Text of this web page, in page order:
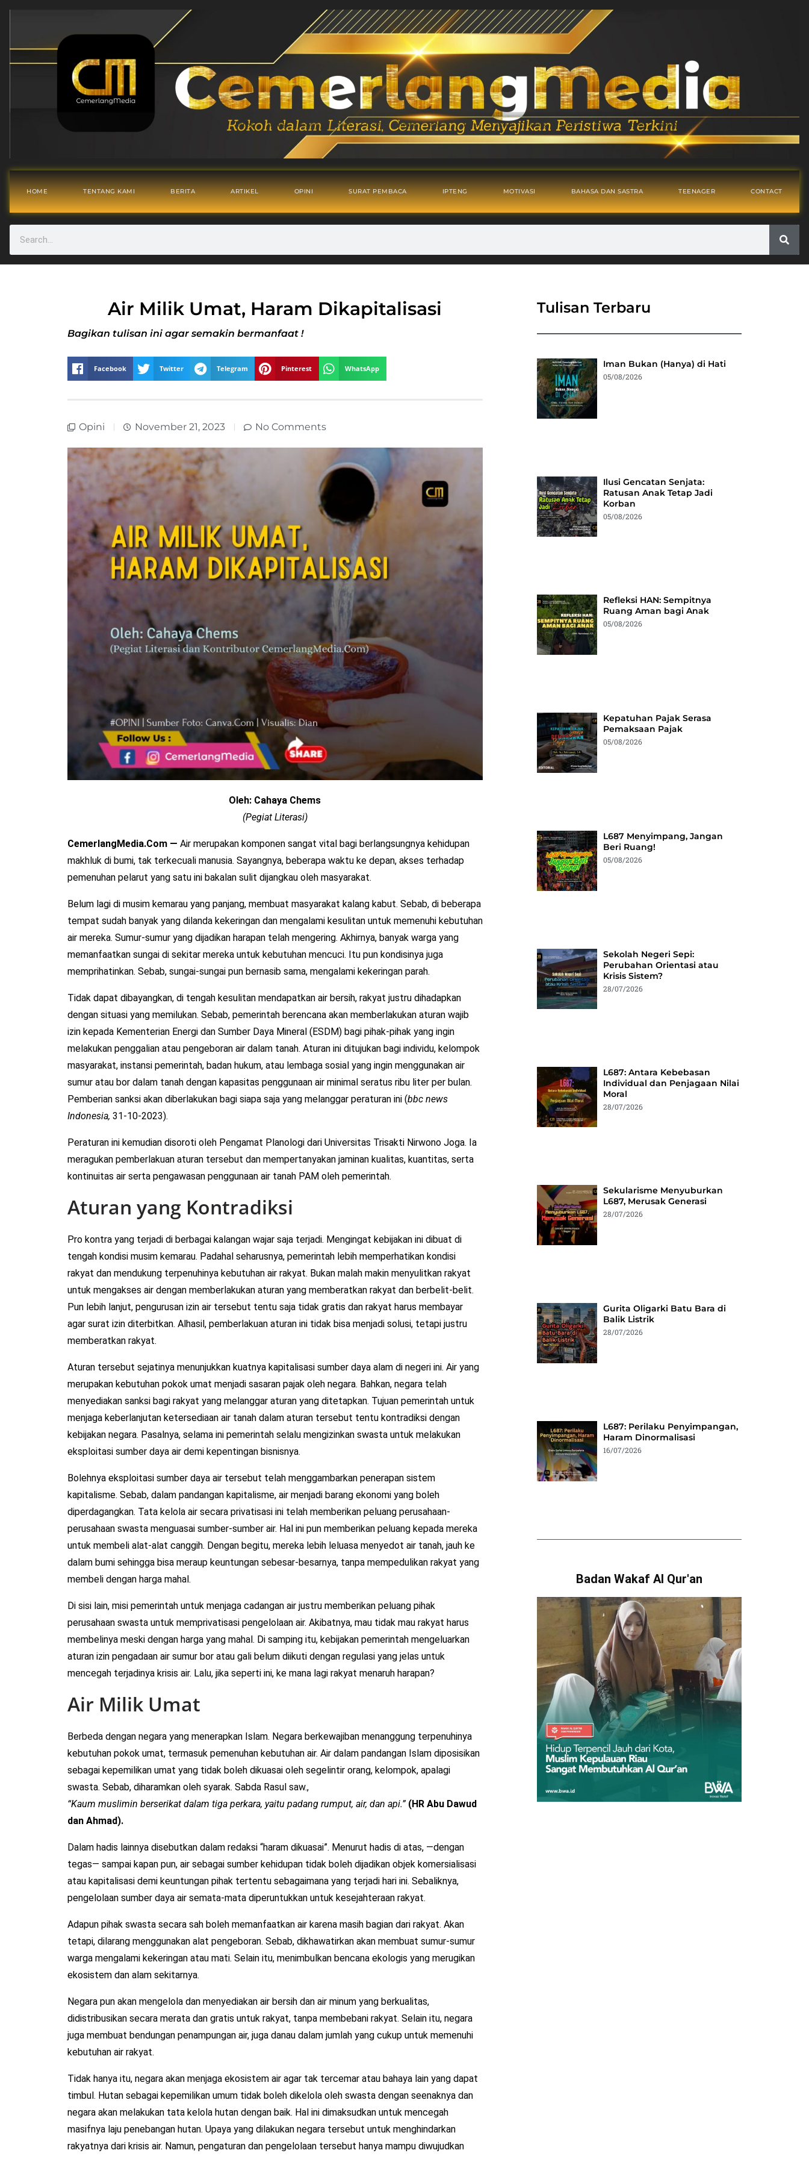
HOME TENTANG KAMI BERITA ARTIKEL OPINI SURAT PEMBACA IPTENG MOTIVASI BAHASA DAN SASTRA TEENAGER CONTACT
Air Milik Umat, Haram Dikapitalisasi
Bagikan tulisan ini agar semakin bermanfaat !
Facebook Twitter Telegram Pinterest WhatsApp
Opini November 21, 2023 No Comments
Oleh: Cahaya Chems
(Pegiat Literasi)
CemerlangMedia.Com — Air merupakan komponen sangat vital bagi berlangsungnya kehidupan
makhluk di bumi, tak terkecuali manusia. Sayangnya, beberapa waktu ke depan, akses terhadap
pemenuhan pelarut yang satu ini bakalan sulit dijangkau oleh masyarakat.
Belum lagi di musim kemarau yang panjang, membuat masyarakat kalang kabut. Sebab, di beberapa
tempat sudah banyak yang dilanda kekeringan dan mengalami kesulitan untuk memenuhi kebutuhan
air mereka. Sumur-sumur yang dijadikan harapan telah mengering. Akhirnya, banyak warga yang
memanfaatkan sungai di sekitar mereka untuk kebutuhan mencuci. Itu pun kondisinya juga
memprihatinkan. Sebab, sungai-sungai pun bernasib sama, mengalami kekeringan parah.
Tidak dapat dibayangkan, di tengah kesulitan mendapatkan air bersih, rakyat justru dihadapkan
dengan situasi yang memilukan. Sebab, pemerintah berencana akan memberlakukan aturan wajib
izin kepada Kementerian Energi dan Sumber Daya Mineral (ESDM) bagi pihak-pihak yang ingin
melakukan penggalian atau pengeboran air dalam tanah. Aturan ini ditujukan bagi individu, kelompok
masyarakat, instansi pemerintah, badan hukum, atau lembaga sosial yang ingin menggunakan air
sumur atau bor dalam tanah dengan kapasitas penggunaan air minimal seratus ribu liter per bulan.
Pemberian sanksi akan diberlakukan bagi siapa saja yang melanggar peraturan ini (bbc news
Indonesia, 31-10-2023).
Peraturan ini kemudian disoroti oleh Pengamat Planologi dari Universitas Trisakti Nirwono Joga. Ia
meragukan pemberlakuan aturan tersebut dan mempertanyakan jaminan kualitas, kuantitas, serta
kontinuitas air serta pengawasan penggunaan air tanah PAM oleh pemerintah.
Aturan yang Kontradiksi
Pro kontra yang terjadi di berbagai kalangan wajar saja terjadi. Mengingat kebijakan ini dibuat di
tengah kondisi musim kemarau. Padahal seharusnya, pemerintah lebih memperhatikan kondisi
rakyat dan mendukung terpenuhinya kebutuhan air rakyat. Bukan malah makin menyulitkan rakyat
untuk mengakses air dengan memberlakukan aturan yang memberatkan rakyat dan berbelit-belit.
Pun lebih lanjut, pengurusan izin air tersebut tentu saja tidak gratis dan rakyat harus membayar
agar surat izin diterbitkan. Alhasil, pemberlakuan aturan ini tidak bisa menjadi solusi, tetapi justru
memberatkan rakyat.
Aturan tersebut sejatinya menunjukkan kuatnya kapitalisasi sumber daya alam di negeri ini. Air yang
merupakan kebutuhan pokok umat menjadi sasaran pajak oleh negara. Bahkan, negara telah
menyediakan sanksi bagi rakyat yang melanggar aturan yang ditetapkan. Tujuan pemerintah untuk
menjaga keberlanjutan ketersediaan air tanah dalam aturan tersebut tentu kontradiksi dengan
kebijakan negara. Pasalnya, selama ini pemerintah selalu mengizinkan swasta untuk melakukan
eksploitasi sumber daya air demi kepentingan bisnisnya.
Bolehnya eksploitasi sumber daya air tersebut telah menggambarkan penerapan sistem
kapitalisme. Sebab, dalam pandangan kapitalisme, air menjadi barang ekonomi yang boleh
diperdagangkan. Tata kelola air secara privatisasi ini telah memberikan peluang perusahaan-
perusahaan swasta menguasai sumber-sumber air. Hal ini pun memberikan peluang kepada mereka
untuk membeli alat-alat canggih. Dengan begitu, mereka lebih leluasa menyedot air tanah, jauh ke
dalam bumi sehingga bisa meraup keuntungan sebesar-besarnya, tanpa mempedulikan rakyat yang
membeli dengan harga mahal.
Di sisi lain, misi pemerintah untuk menjaga cadangan air justru memberikan peluang pihak
perusahaan swasta untuk memprivatisasi pengelolaan air. Akibatnya, mau tidak mau rakyat harus
membelinya meski dengan harga yang mahal. Di samping itu, kebijakan pemerintah mengeluarkan
aturan izin pengadaan air sumur bor atau gali belum diikuti dengan regulasi yang jelas untuk
mencegah terjadinya krisis air. Lalu, jika seperti ini, ke mana lagi rakyat menaruh harapan?
Air Milik Umat
Berbeda dengan negara yang menerapkan Islam. Negara berkewajiban menanggung terpenuhinya
kebutuhan pokok umat, termasuk pemenuhan kebutuhan air. Air dalam pandangan Islam diposisikan
sebagai kepemilikan umat yang tidak boleh dikuasai oleh segelintir orang, kelompok, apalagi
swasta. Sebab, diharamkan oleh syarak. Sabda Rasul saw.,
“Kaum muslimin berserikat dalam tiga perkara, yaitu padang rumput, air, dan api.”(HR Abu Dawud
dan Ahmad).
Dalam hadis lainnya disebutkan dalam redaksi “haram dikuasai”. Menurut hadis di atas, —dengan
tegas— sampai kapan pun, air sebagai sumber kehidupan tidak boleh dijadikan objek komersialisasi
atau kapitalisasi demi keuntungan pihak tertentu sebagaimana yang terjadi hari ini. Sebaliknya,
pengelolaan sumber daya air semata-mata diperuntukkan untuk kesejahteraan rakyat.
Adapun pihak swasta secara sah boleh memanfaatkan air karena masih bagian dari rakyat. Akan
tetapi, dilarang menggunakan alat pengeboran. Sebab, dikhawatirkan akan membuat sumur-sumur
warga mengalami kekeringan atau mati. Selain itu, menimbulkan bencana ekologis yang merugikan
ekosistem dan alam sekitarnya.
Negara pun akan mengelola dan menyediakan air bersih dan air minum yang berkualitas,
didistribusikan secara merata dan gratis untuk rakyat, tanpa membebani rakyat. Selain itu, negara
juga membuat bendungan penampungan air, juga danau dalam jumlah yang cukup untuk memenuhi
kebutuhan air rakyat.
Tidak hanya itu, negara akan menjaga ekosistem air agar tak tercemar atau bahaya lain yang dapat
timbul. Hutan sebagai kepemilikan umum tidak boleh dikelola oleh swasta dengan seenaknya dan
negara akan melakukan tata kelola hutan dengan baik. Hal ini dimaksudkan untuk mencegah
masifnya laju penebangan hutan. Upaya yang dilakukan negara tersebut untuk menghindarkan
rakyatnya dari krisis air. Namun, pengaturan dan pengelolaan tersebut hanya mampu diwujudkan
Tulisan Terbaru
Iman Bukan (Hanya) di Hati
05/08/2026
Ilusi Gencatan Senjata:
Ratusan Anak Tetap Jadi
Korban
05/08/2026
Refleksi HAN: Sempitnya
Ruang Aman bagi Anak
05/08/2026
Kepatuhan Pajak Serasa
Pemaksaan Pajak
05/08/2026
L687 Menyimpang, Jangan
Beri Ruang!
05/08/2026
Sekolah Negeri Sepi:
Perubahan Orientasi atau
Krisis Sistem?
28/07/2026
L687: Antara Kebebasan
Individual dan Penjagaan Nilai
Moral
28/07/2026
Sekularisme Menyuburkan
L687, Merusak Generasi
28/07/2026
Gurita Oligarki Batu Bara di
Balik Listrik
28/07/2026
L687: Perilaku Penyimpangan,
Haram Dinormalisasi
16/07/2026
Badan Wakaf Al Qur'an